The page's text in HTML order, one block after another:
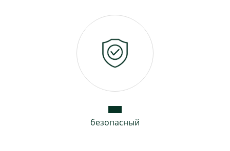
безопасный